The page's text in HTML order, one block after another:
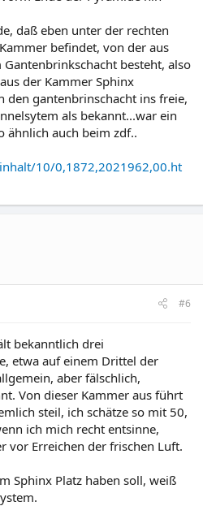
daß eben unter der rechten
befindet, von der aus
besteht, also
der Kammer Sphinx
den gantenbrinschacht ins freie,
als bekannt...war ein
ähnlich auch beim zdf..
10/0,1872,2021962,00.ht
#6
bekanntlich drei
etwa auf einem Drittel der
aber fälschlich,
Von dieser Kammer aus führt
steil, ich schätze so mit 50,
ich mich recht entsinne,
vor Erreichen der frischen Luft.
Sphinx Platz haben soll, weiß